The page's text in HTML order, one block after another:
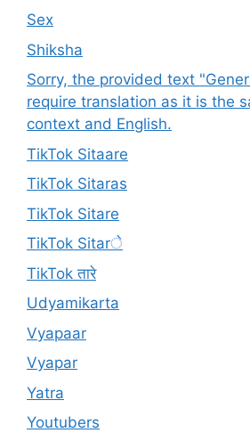
Sex
Shiksha
Sorry, the provided text
require translation as it is the
context and English.
TikTok Sitaare
TikTok Sitaras
TikTok Sitare
TikTok Sitarे
TikTok तारे
Udyamikarta
Vyapaar
Vyapar
Yatra
Youtubers